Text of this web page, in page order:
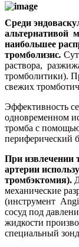
Среди
альтернативой
наибольшее
тромболизис.
раствора,
тромболитики).
свежих
Эффективность
одновременном
тромба с
периферический
При извлечении
артерии
тромбэктомия).
механические
(инструмент
сосуд под
жидкости
специальный